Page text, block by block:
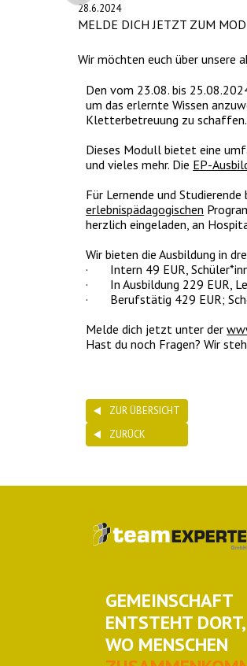
28.6.2024
MELDE DICH JETZT ZUM
Wir möchten euch über unsere
Den vom 23.08. bis
um das erlernte Wissen
Kletterbetreuung zu
Dieses Modull bietet eine
und vieles mehr. Die EP-
Für Lernende und
erlebnispädagogischen
herzlich eingeladen, an
Wir bieten die Ausbildung in
· Intern 49 EUR,
· In Ausbildung 229 EUR,
· Berufstätig 429 EUR;
Melde dich jetzt unter der
Hast du noch Fragen? Wir
ZUR ÜBERSICHT
ZURÜCK
GEMEINSCHAFT
ENTSTEHT DORT,
WO MENSCHEN